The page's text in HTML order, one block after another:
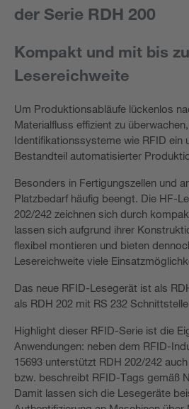
der Serie RDH 200
Kompakt und mit bis
Lesereichweite
Um Produktionsabläufe lückenlos
Materialfluss effizient zu
Identifikationssysteme wie RFID ein
Bestandteil automatisierter
Besonders in Fertigungszellen und
Platzbedarf häufig beengt. Die HF-
202/242 zeichnen sich durch
lassen sich aufgrund ihrer
flexibel montieren und bieten
Lesereichweite viele
Das neue RFID-Lesegerät ist als
als RDH 202 mit RS 232
Highlight dieser RFID-Serie ist die
Anwendungen: neben dem RFID-
15693 unterstützt RDH 202/242
bzw. beschreibt RFID-Tags gemäß
Damit lassen sich die Lesegeräte